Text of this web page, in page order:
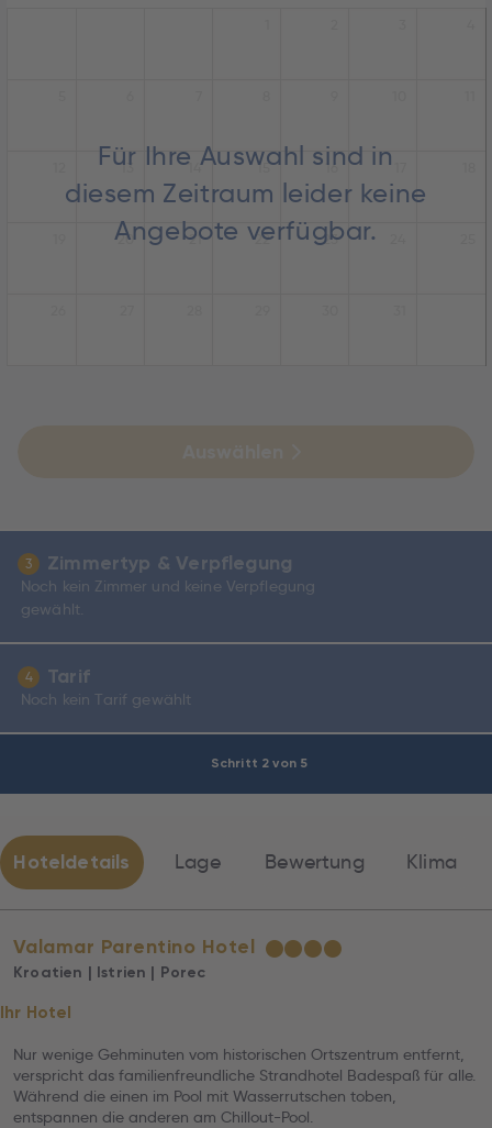
Schritt 2 von 5
Für Ihre Auswahl sind in
diesem Zeitraum leider keine
Angebote verfügbar.
13 14 15 16
20 21 22 23
3 Zimmertyp & Verpflegung
Noch kein Zimmer und keine Verpflegung
gewählt.
4 Tarif
Noch kein Tarif gewählt
Hoteldetails Lage Bewertung Klima
Valamar Parentino Hotel ★★★★
Kroatien | Istrien | Porec
Ihr Hotel
Nur wenige Gehminuten vom historischen Ortszentrum entfernt,
verspricht das familienfreundliche Strandhotel Badespaß für alle.
Während die einen im Pool mit Wasserrutschen toben,
entspannen die anderen am Chillout-Pool.